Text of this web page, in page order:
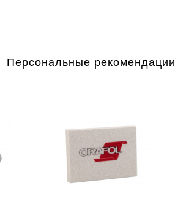
Персональные рекомендации